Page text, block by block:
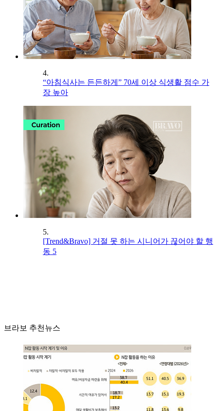
4.
“아침식사는 든든하게” 70세 이상 식생활 점수 가
장 높아
5.
[Trend&Bravo] 거절 못 하는 시니어가 끊어야 할 행
동 5
브라보 추천뉴스